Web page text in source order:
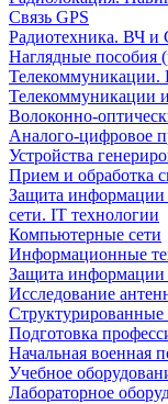
Связь GPS
Радиотехника. ВЧ и
Наглядные пособия
Телекоммуникации
Волоконно-
Аналого-цифровое
Устройства
Прием и обработка
Защита информации
сети. IT технологии
Компьютерные сети
Информационные
Защита информации
Исследование
Структурированные
Подготовка
Начальная военная
Учебное
Лабораторное